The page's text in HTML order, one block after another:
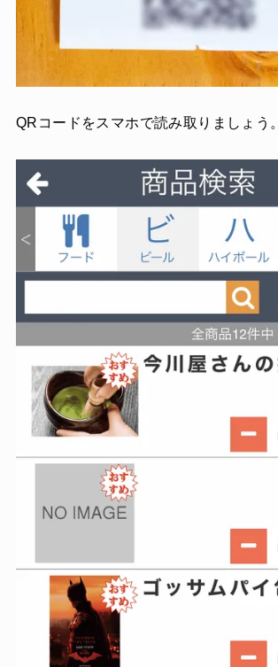
QRコードをスマホで読み取りましょう。